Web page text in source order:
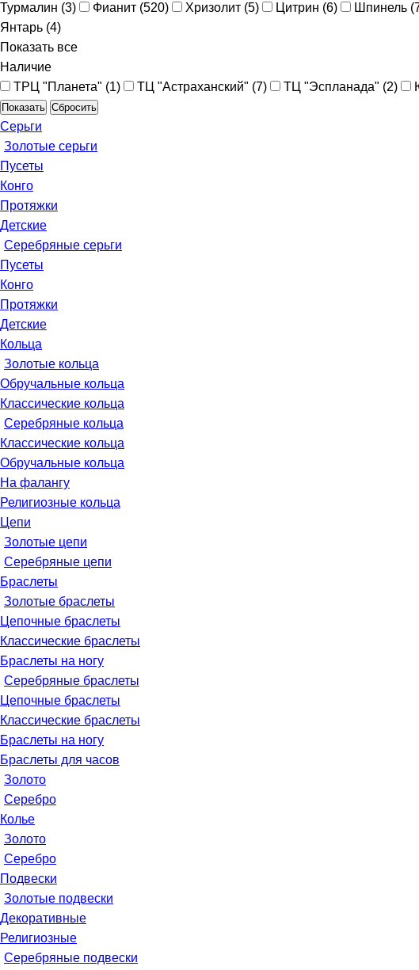
Турмалин (3) Фианит (520) Хризолит (5) Цитрин (6) Шпинель (
Янтaрь (4)
Показать все
Наличие
ТРЦ "Планета" (1) ТЦ "Астраханский" (7) ТЦ "Эспланада" (2)
Сбросить
Серьги
Золотые серьги
Пусеты
Конго
Протяжки
Детские
Серебряные серьги
Пусеты
Конго
Протяжки
Детские
Кольца
Золотые кольца
Обручальные кольца
Классические кольца
Серебряные кольца
Классические кольца
Обручальные кольца
На фалангу
Религиозные кольца
Цепи
Золотые цепи
Серебряные цепи
Браслеты
Золотые браслеты
Цепочные браслеты
Классические браслеты
Браслеты на ногу
Серебряные браслеты
Цепочные браслеты
Классические браслеты
Браслеты на ногу
Браслеты для часов
Золото
Серебро
Колье
Золото
Серебро
Подвески
Золотые подвески
Декоративные
Религиозные
Серебряные подвески